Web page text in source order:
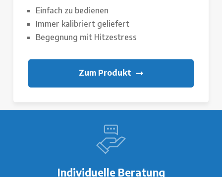
Einfach zu bedienen
Immer kalibriert geliefert
Begegnung mit Hitzestress
Zum Produkt
Individuelle Beratung